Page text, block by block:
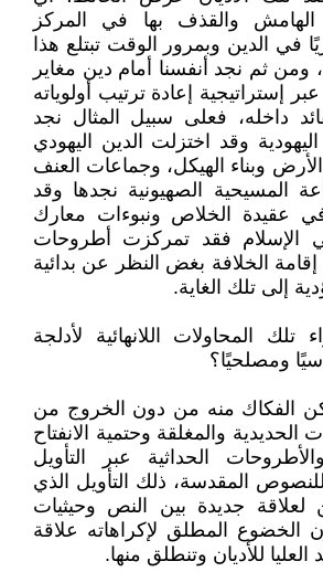
الهامش والقذف بها في المركز
في الدين وبمرور الوقت تبتلع هذا
ومن ثم نجد أنفسنا أمام دين مغاير
إستراتيجية إعادة ترتيب أولوياته
داخله، فعلى سبيل المثال نجد
وقد اختزلت الدين اليهودي
وبناء الهيكل، وجماعات العنف
المسيحية الصهيونية نجدها وقد
عقيدة الخلاص ونبوءات معارك
الإسلام فقد تمركزت أطروحات
الخلافة بغض النظر عن بدائية
إلى تلك الغاية.
المحاولات اللانهائية لأدلجة
ومصلحيًا؟
الفكاك منه من دون الخروج من
الحديدية والمغلقة وحتمية الانفتاح
الحداثية عبر التأويل
للنصوص المقدسة، ذلك التأويل الذي
جديدة بين النص وحيثيات
الخضوع المطلق لإكراهاته علاقة
للأديان وتنطلق منها.